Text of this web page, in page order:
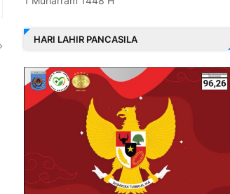
HARI LAHIR PANCASILA